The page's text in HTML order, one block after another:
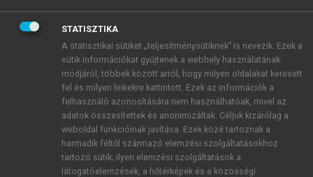
BELÉPÉS SAJÁT FIÓKKAL
ÚJ FIÓK LÉTREHOZÁSA
1 óra díjmentes hozzáférés
E-MAIL-CÍM
STATISZTIKA
A statisztikai sütiket „teljesítménysütiknek” is nevezik. Ezek a
sütik információkat gyűjtenek a webhely használatának
módjáról, többek között arról, hogy milyen oldalakat keresett
fel és milyen linkekre kattintott. Ezek az információk a
felhasználó azonosítására nem használhatóak, mivel az
adatok összesítettek és anonimizáltak. Céljuk kizárólag a
weboldal funkcióinak javítása. Ezek közé tartoznak a
harmadik féltől származó elemzési szolgáltatásokhoz
tartozó sütik; ilyen elemzési szolgáltatások a
látogatóelemzések, a hőtérképek és a közösségi